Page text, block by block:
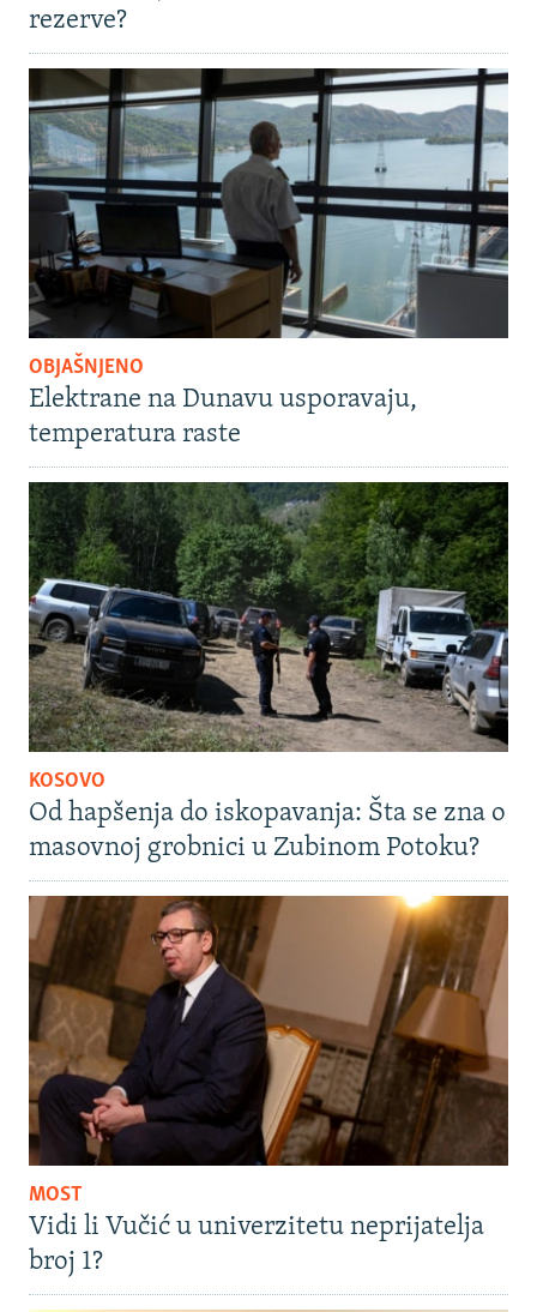
rezerve?
OBJAŠNJENO
Elektrane na Dunavu usporavaju,
temperatura raste
KOSOVO
Od hapšenja do iskopavanja: Šta se zna o
masovnoj grobnici u Zubinom Potoku?
MOST
Vidi li Vučić u univerzitetu neprijatelja
broj 1?